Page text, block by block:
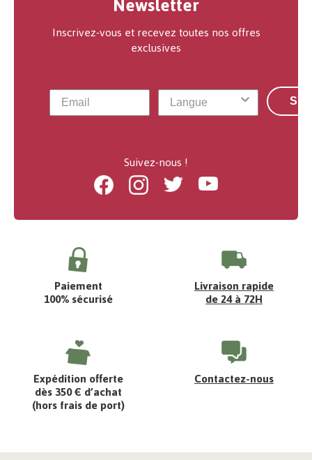
Inscrivez-vous et recevez toutes nos offres
exclusives
Suivez-nous !
FacebookInstagramTwitter Youtube
Paiement
100% sécurisé
Livraison rapide
de 24 à 72H
Expédition offerte
dès 350 € d’achat
(hors frais de port)
Contactez-nous